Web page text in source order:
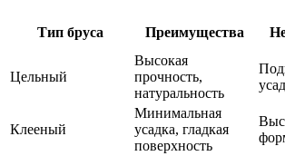
Тип бруса Преимущества
Цельный
Высокая
прочность,
натуральность
Клееный
Минимальная
усадка, гладкая
поверхность